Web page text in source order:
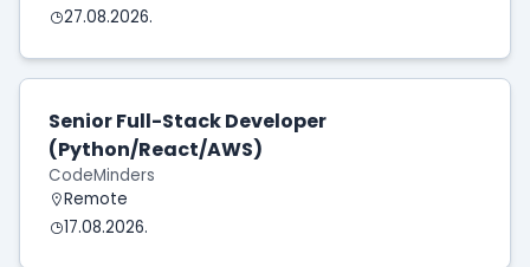
27.08.2026.
Senior Full-Stack Developer
(Python/React/AWS)
CodeMinders
Remote
17.08.2026.